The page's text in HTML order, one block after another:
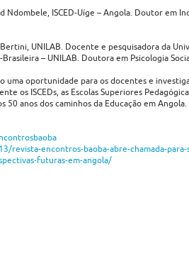
ISCED-Uíge – Angola. Doutor em
UNILAB. Docente e pesquisadora da
– UNILAB. Doutora em Psicologia
uma oportunidade para os docentes e
os ISCEDs, as Escolas Superiores
anos dos caminhos da Educação em Angola.
revista-encontros-baoba-abre-chamada-para-
futuras-em-angola/